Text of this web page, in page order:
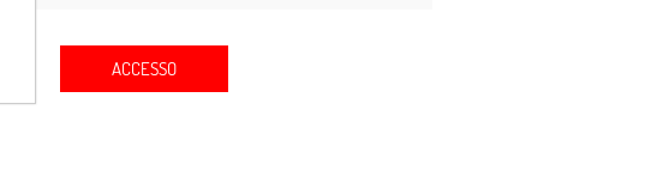
ACCESSO